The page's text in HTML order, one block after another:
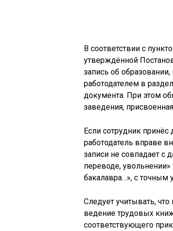
В соответствии с
утверждённой
запись об
работодателем в
документа. При этом
заведения,
Если сотрудник принёс
работодатель вправе
записи не совпадает с
переводе,
бакалавра…», с точным
Следует учитывать,
ведение трудовых
соответствующего